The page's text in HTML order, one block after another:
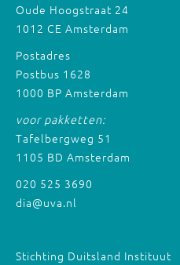
Oude Hoogstraat 24
1012 CE Amsterdam
Postadres
Postbus 1628
1000 BP Amsterdam
voor pakketten:
Tafelbergweg 51
1105 BD Amsterdam
020 525 3690
dia@uva.nl
Stichting Duitsland Instituut